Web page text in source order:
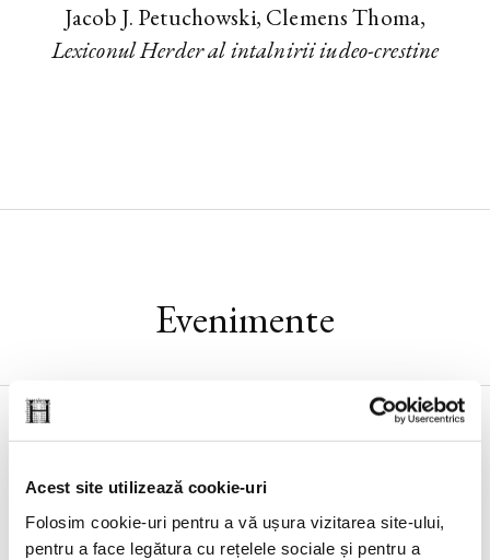
Acest site utilizează cookie-uri
Folosim cookie-uri pentru a vă ușura vizitarea site-ului,
pentru a face legătura cu rețelele sociale și pentru a
Jacob J. Petuchowski, Clemens Thoma,
Lexiconul Herder al intalnirii iudeo-crestine
Evenimente
Lansarea volumului Noul ghid al nesimțitului ,
cu Radu Paraschivescu, Dan Byron și Cristian